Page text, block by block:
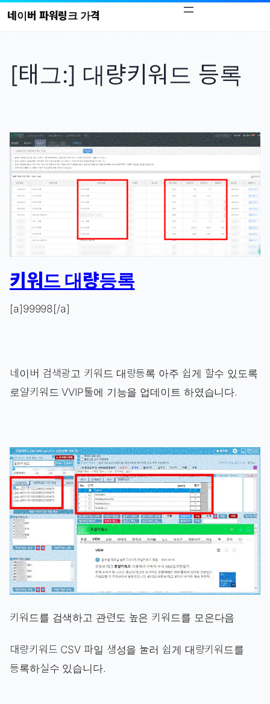
콘
네이버 파워링크 가격
[태그:] 대량키워드 등록
키워드 대량등록
[a]99998[/a]
네이버 검색광고 키워드 대량등록 아주 쉽게 할수 있도록
로얄키워드 VVIP툴에 기능을 업데이트 하였습니다.
키워드를 검색하고 관련도 높은 키워드를 모은다음
대량키워드 CSV 파일 생성을 눌러 쉽게 대량키워드를
등록하실수 있습니다.